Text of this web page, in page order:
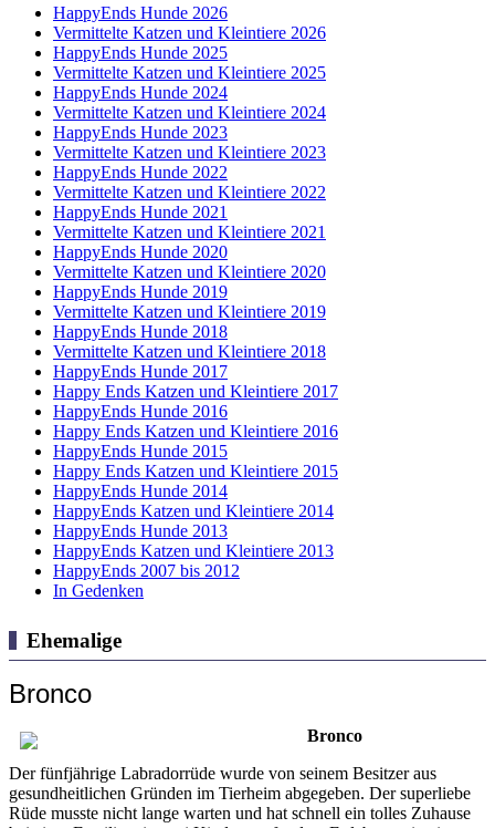
HappyEnds Hunde 2026
Vermittelte Katzen und Kleintiere 2026
HappyEnds Hunde 2025
Vermittelte Katzen und Kleintiere 2025
HappyEnds Hunde 2024
Vermittelte Katzen und Kleintiere 2024
HappyEnds Hunde 2023
Vermittelte Katzen und Kleintiere 2023
HappyEnds Hunde 2022
Vermittelte Katzen und Kleintiere 2022
HappyEnds Hunde 2021
Vermittelte Katzen und Kleintiere 2021
HappyEnds Hunde 2020
Vermittelte Katzen und Kleintiere 2020
HappyEnds Hunde 2019
Vermittelte Katzen und Kleintiere 2019
HappyEnds Hunde 2018
Vermittelte Katzen und Kleintiere 2018
HappyEnds Hunde 2017
Happy Ends Katzen und Kleintiere 2017
HappyEnds Hunde 2016
Happy Ends Katzen und Kleintiere 2016
HappyEnds Hunde 2015
Happy Ends Katzen und Kleintiere 2015
HappyEnds Hunde 2014
HappyEnds Katzen und Kleintiere 2014
HappyEnds Hunde 2013
HappyEnds Katzen und Kleintiere 2013
HappyEnds 2007 bis 2012
In Gedenken
Ehemalige
Bronco
Bronco
Der fünfjährige Labradorrüde wurde von seinem Besitzer aus
gesundheitlichen Gründen im Tierheim abgegeben. Der superliebe
Rüde musste nicht lange warten und hat schnell ein tolles Zuhause